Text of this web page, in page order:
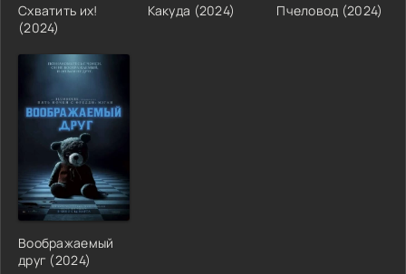
Схватить их!
(2024)
Какуда (2024) Пчеловод (2024)
Воображаемый
друг (2024)